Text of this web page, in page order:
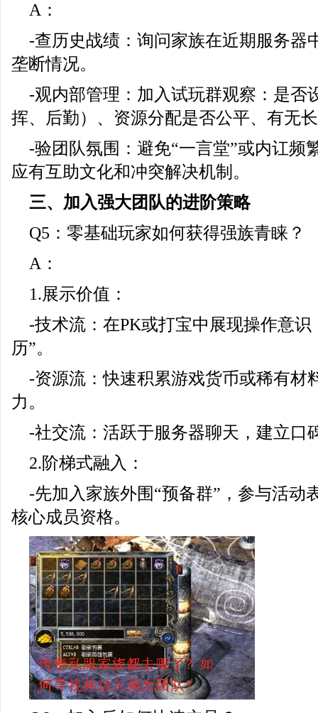
A：
-查历史战绩：询问家族在近期服务器
垄断情况。
-观内部管理：加入试玩群观察：是否
挥、后勤）、资源分配是否公平、有无
-验团队氛围：避免“一言堂”或内讧频
应有互助文化和冲突解决机制。
三、加入强大团队的进阶策略
Q5：零基础玩家如何获得强族青睐？
A：
1.展示价值：
-技术流：在PK或打宝中展现操作意识
历”。
-资源流：快速积累游戏货币或稀有材
力。
-社交流：活跃于服务器聊天，建立口
2.阶梯式融入：
-先加入家族外围“预备群”，参与活动
核心成员资格。